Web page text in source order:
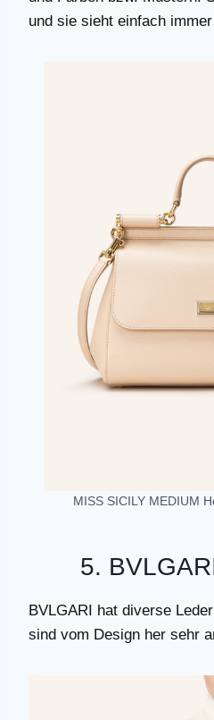
und sie sieht einfach
MISS SICILY MEDIUM
5.
BVLGARI hat diverse
sind vom Design her sehr